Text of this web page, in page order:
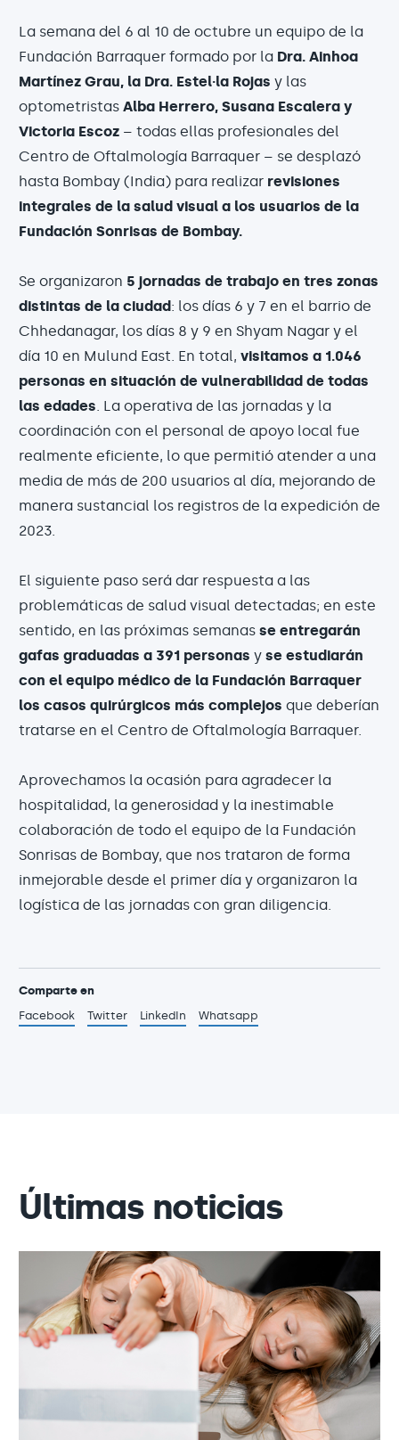
La semana del 6 al 10 de octubre un equipo de la
Fundación Barraquer formado por la Dra. Ainhoa
Martínez Grau, la Dra. Estel·la Rojas y las
optometristas Alba Herrero, Susana Escalera y
Victoria Escoz – todas ellas profesionales del
Centro de Oftalmología Barraquer – se desplazó
hasta Bombay (India) para realizar revisiones
integrales de la salud visual a los usuarios de la
Fundación Sonrisas de Bombay.
Se organizaron 5 jornadas de trabajo en tres zonas
distintas de la ciudad : los días 6 y 7 en el barrio de
Chhedanagar, los días 8 y 9 en Shyam Nagar y el
día 10 en Mulund East. En total, visitamos a 1.046
personas en situación de vulnerabilidad de todas
las edades. La operativa de las jornadas y la
coordinación con el personal de apoyo local fue
realmente eficiente, lo que permitió atender a una
media de más de 200 usuarios al día, mejorando de
manera sustancial los registros de la expedición de
2023.
El siguiente paso será dar respuesta a las
problemáticas de salud visual detectadas; en este
sentido, en las próximas semanas se entregarán
gafas graduadas a 391 personas y se estudiarán
con el equipo médico de la Fundación Barraquer
los casos quirúrgicos más complejos que deberían
tratarse en el Centro de Oftalmología Barraquer.
Aprovechamos la ocasión para agradecer la
hospitalidad, la generosidad y la inestimable
colaboración de todo el equipo de la Fundación
Sonrisas de Bombay, que nos trataron de forma
inmejorable desde el primer día y organizaron la
logística de las jornadas con gran diligencia.
Comparte en
Facebook
Twitter LinkedIn Whatsapp
Últimas noticias